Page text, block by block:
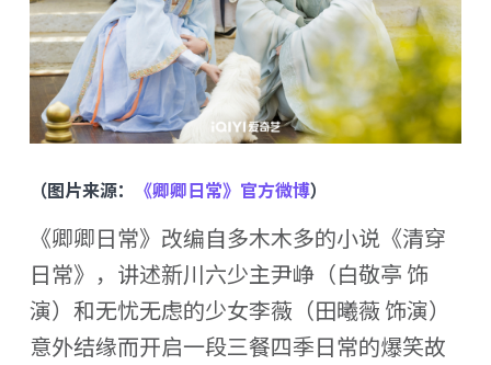
（图片来源： 《卿卿日常》官方微博）
《卿卿日常》改编自多木木多的小说《清穿
日常》，讲述新川六少主尹峥（白敬亭 饰
演）和无忧无虑的少女李薇（田曦薇 饰演）
意外结缘而开启一段三餐四季日常的爆笑故